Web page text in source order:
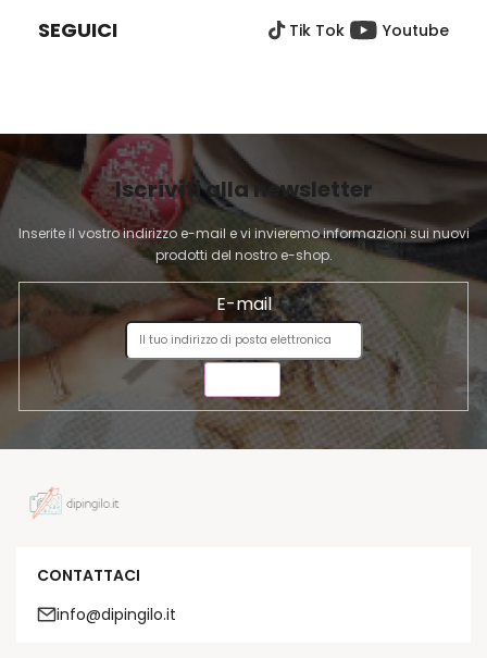
G
N
A
SEGUICI Tik Tok Youtube
Iscriviti alla newsletter
Inserite il vostro indirizzo e-mail e vi invieremo informazioni sui nuovi
prodotti del nostro e-shop.
E-mail
CONTATTACI
info@dipingilo.it